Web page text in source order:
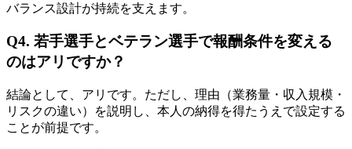
バランス設計が持続を支えます。
Q4. 若手選手とベテラン選手で報酬条件を変える
のはアリですか？
結論として、アリです。ただし、理由（業務量・収入規模・
リスクの違い）を説明し、本人の納得を得たうえで設定する
ことが前提です。